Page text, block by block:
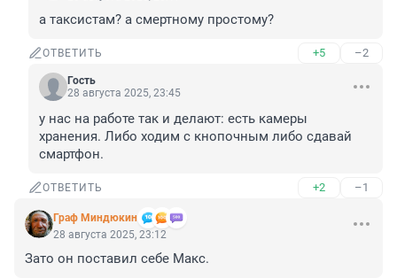
а таксистам? а смертному простому?
ОТВЕТИТЬ +5 –2
Гость
28 августа 2025, 23:45
у нас на работе так и делают: есть камеры
хранения. Либо ходим с кнопочным либо сдавай
смартфон.
ОТВЕТИТЬ +2 –1
Граф Миндюкин
28 августа 2025, 23:12
Зато он поставил себе Макс.